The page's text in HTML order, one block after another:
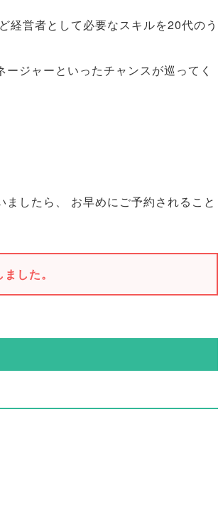
経営者として必要なスキルを20代のう
ージャーといったチャンスが巡ってく
ましたら 、
お早めにご予約されること
した。